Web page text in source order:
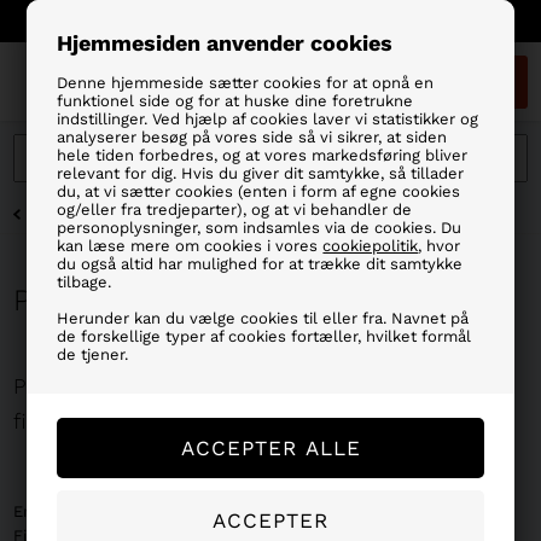
Hjemmesiden anvender cookies
Denne hjemmeside sætter cookies for at opnå en
funktionel side og for at huske dine foretrukne
indstillinger. Ved hjælp af cookies laver vi statistikker og
analyserer besøg på vores side så vi sikrer, at siden
hele tiden forbedres, og at vores markedsføring bliver
relevant for dig. Hvis du giver dit samtykke, så tillader
du, at vi sætter cookies (enten i form af egne cookies
og/eller fra tredjeparter), og at vi behandler de
personoplysninger, som indsamles via de cookies. Du
kan læse mere om cookies i vorescookiepolitik, hvor
du også altid har mulighed for at trække dit samtykke
tilbage.
Herunder kan du vælge cookies til eller fra. Navnet på
de forskellige typer af cookies fortæller, hvilket formål
de tjener.
FORSIDE»MÆRKER»PINEWOOD BEKLÆDNING
Pinewood Beklædning
Pinewood Beklædning – Kvalitets outdoor- og
fisketøj
Er du på jagt efter slidstærktoutdoortøj til herre
Fiskegrejbutikken har vi et kæmpe udvalg af